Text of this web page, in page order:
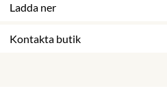
Ladda ner
Kontakta butik